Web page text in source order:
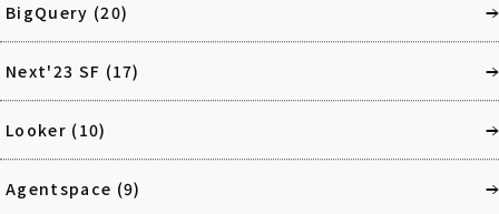
BigQuery (20)
Next'23 SF (17)
Looker (10)
Agentspace (9)